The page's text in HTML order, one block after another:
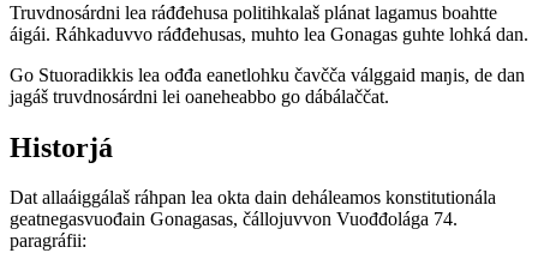
Truvdnosárdni lea ráđđehusa politihkalaš plánat lagamus boahtte
áigái. Ráhkaduvvo ráđđehusas, muhto lea Gonagas guhte lohká dan.
Go Stuoradikkis lea ođđa eanetlohku čavčča válggaid maŋis, de dan
jagáš truvdnosárdni lei oaneheabbo go dábálaččat.
Historjá
Dat allaáiggálaš ráhpan lea okta dain deháleamos konstitutionála
geatnegasvuođain Gonagasas, čállojuvvon Vuođđolága 74.
paragráfii: